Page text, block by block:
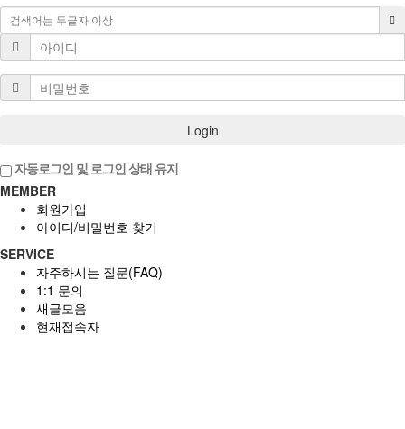
Login
자동로그인 및 로그인 상태 유지
MEMBER
회원가입
아이디/비밀번호 찾기
SERVICE
자주하시는 질문(FAQ)
1:1 문의
새글모음
현재접속자